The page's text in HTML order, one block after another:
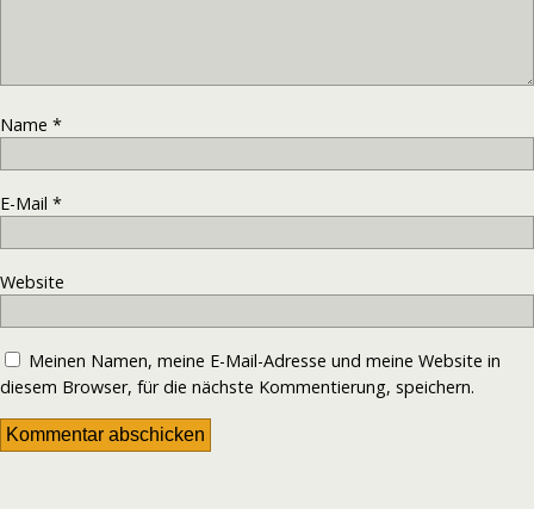
Name *
E-Mail *
Website
Meinen Namen, meine E-Mail-Adresse und meine Website in
diesem Browser, für die nächste Kommentierung, speichern.